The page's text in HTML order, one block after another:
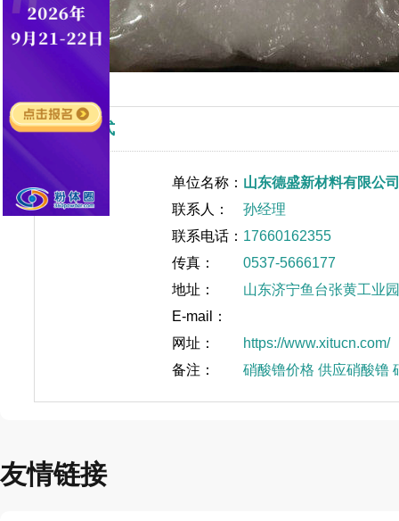
联系方式
单位名称： 山东德盛新材料有限公司
联系人：
孙经理
联系电话： 17660162355
传真：
0537-5666177
地址：
山东济宁鱼台张黄工业园
E-mail：
网址：
https://www.xitucn.com/
备注：
硝酸镥价格 供应硝酸镥
友情链接